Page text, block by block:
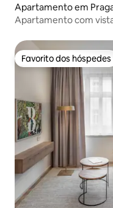
Apartamento em
Apartamento com
Favorito dos hóspedes
Favorito dos hóspedes